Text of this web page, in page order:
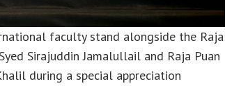
faculty stand alongside the Raja
Sirajuddin Jamalullail and Raja Puan
during a special appreciation